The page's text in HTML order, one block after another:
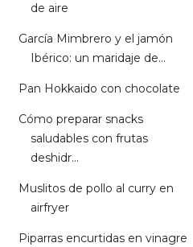
de aire
García Mimbrero y el jamón
Ibérico: un maridaje de...
Pan Hokkaido con chocolate
Cómo preparar snacks
saludables con frutas
deshidr...
Muslitos de pollo al curry en
airfryer
Piparras encurtidas en vinagre